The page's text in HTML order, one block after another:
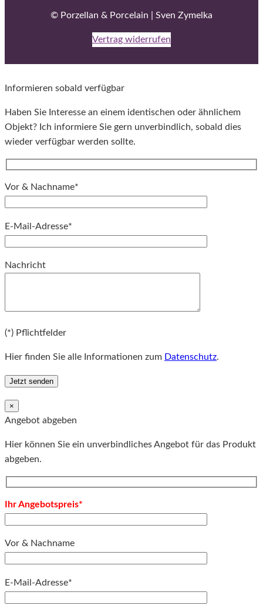
© Porzellan & Porcelain | Sven Zymelka
Vertrag widerrufen
Informieren sobald verfügbar
Haben Sie Interesse an einem identischen oder ähnlichem
Objekt? Ich informiere Sie gern unverbindlich, sobald dies
wieder verfügbar werden sollte.
Vor & Nachname*
E-Mail-Adresse*
Nachricht
(*) Pflichtfelder
Hier finden Sie alle Informationen zum Datenschutz.
×
Angebot abgeben
Hier können Sie ein unverbindliches Angebot für das Produkt
abgeben.
Ihr Angebotspreis*
Vor & Nachname
E-Mail-Adresse*